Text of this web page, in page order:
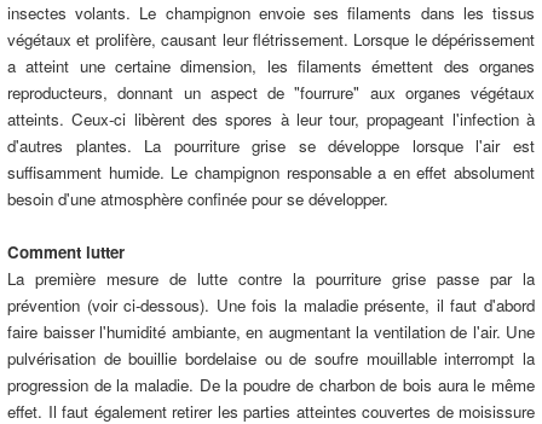
insectes volants. Le champignon envoie ses filaments dans les tissus
végétaux et prolifère, causant leur flétrissement. Lorsque le dépérissement
a atteint une certaine dimension, les filaments émettent des organes
reproducteurs, donnant un aspect de "fourrure" aux organes végétaux
atteints. Ceux-ci libèrent des spores à leur tour, propageant l'infection à
d'autres plantes. La pourriture grise se développe lorsque l'air est
suffisamment humide. Le champignon responsable a en effet absolument
besoin d'une atmosphère confinée pour se développer.
Comment lutter
La première mesure de lutte contre la pourriture grise passe par la
prévention (voir ci-dessous). Une fois la maladie présente, il faut d'abord
faire baisser l'humidité ambiante, en augmentant la ventilation de l'air. Une
pulvérisation de bouillie bordelaise ou de soufre mouillable interrompt la
progression de la maladie. De la poudre de charbon de bois aura le même
effet. Il faut également retirer les parties atteintes couvertes de moisissure